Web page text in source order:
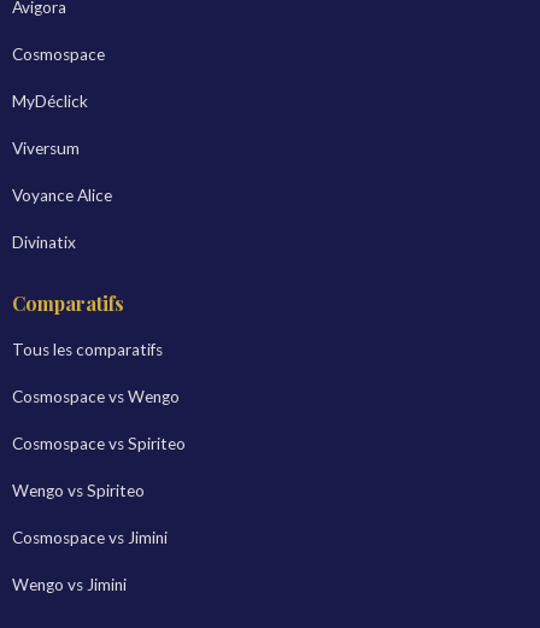
Avigora
Cosmospace
MyDéclick
Viversum
Voyance Alice
Divinatix
Comparatifs
Tous les comparatifs
Cosmospace vs Wengo
Cosmospace vs Spiriteo
Wengo vs Spiriteo
Cosmospace vs Jimini
Wengo vs Jimini